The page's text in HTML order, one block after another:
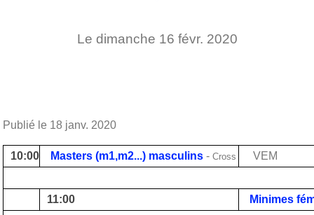
Le dimanche 16 févr. 2020
Publié le 18 janv. 2020
10:00 Masters (m1,m2...) masculins - Cross VEM
11:00 Minimes